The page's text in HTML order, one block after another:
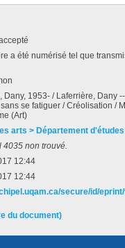
a été numérisé tel que
Dany, 1953- / Laferrière, Dany
se fatiguer / Créolisation /
(Art)
arts > Département
4035 non trouvé.
12:44
12:44
secure/id/
du document)